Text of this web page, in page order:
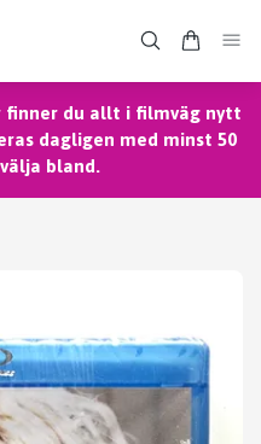
finner du allt i filmväg nytt
dagligen med minst 50
bland.